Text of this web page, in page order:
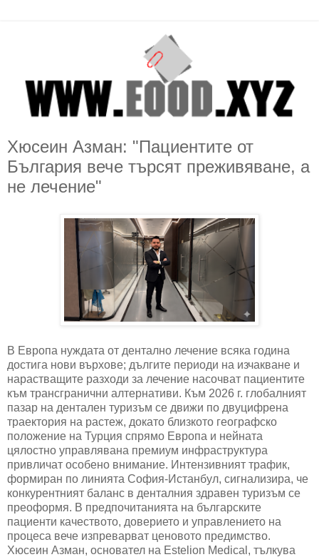
Хюсеин Азман: "Пациентите от
България вече търсят преживяване, а
не лечение"
В Европа нуждата от дентално лечение всяка година
достига нови върхове; дългите периоди на изчакване и
нарастващите разходи за лечение насочват пациентите
към трансгранични алтернативи. Към 2026 г. глобалният
пазар на дентален туризъм се движи по двуцифрена
траектория на растеж, докато близкото географско
положение на Турция спрямо Европа и нейната
цялостно управлявана премиум инфраструктура
привличат особено внимание. Интензивният трафик,
формиран по линията София-Истанбул, сигнализира, че
конкурентният баланс в денталния здравен туризъм се
преоформя. В предпочитанията на българските
пациенти качеството, доверието и управлението на
процеса вече изпреварват ценовото предимство.
Хюсеин Азман, основател на Estelion Medical, тълкува